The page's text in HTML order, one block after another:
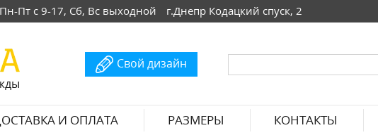
Пн-Пт с 9-17, Сб, Вс выходной г.Днепр Кодацкий спуск, 2
Свой дизайн
И ОПЛАТА РАЗМЕРЫ КОНТАКТЫ